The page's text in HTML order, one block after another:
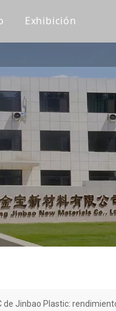
de
Vídeos de producción
Vídeos de embalaje y
del producto
Eventos corporativos
Exhibición
de Jinbao Plastic: